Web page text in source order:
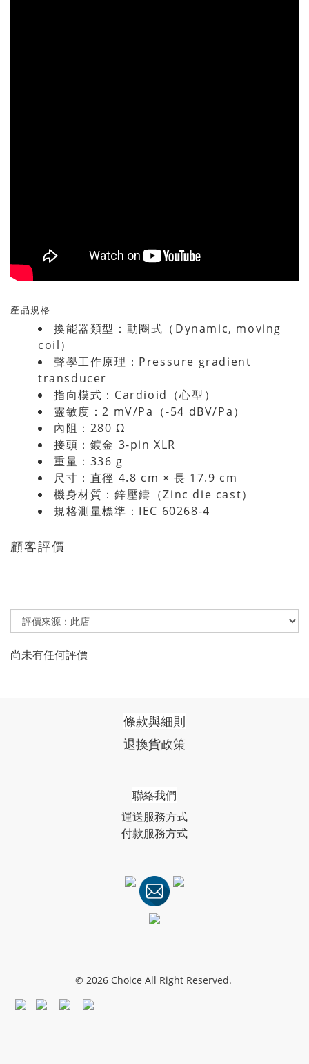
產品規格
換能器類型：動圈式（Dynamic, moving
coil）
聲學工作原理：Pressure gradient
transducer
指向模式：Cardioid（心型）
靈敏度：2 mV/Pa（-54 dBV/Pa）
內阻：280 Ω
接頭：鍍金 3-pin XLR
重量：336 g
尺寸：直徑 4.8 cm × 長 17.9 cm
機身材質：鋅壓鑄（Zinc die cast）
規格測量標準：IEC 60268-4
顧客評價
尚未有任何評價
條款與細則
退換貨政策
聯絡我們
運送服務方式
付款服務方式
© 2026 Choice All Right Reserved.